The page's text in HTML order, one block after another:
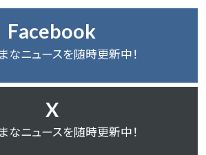
Facebook
なニュースを随時更新中！
X
なニュースを随時更新中！